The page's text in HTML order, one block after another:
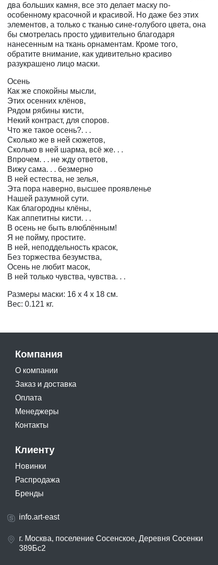
два больших камня, все это делает маску по-
особенному красочной и красивой. Но даже без этих
элементов, а только с тканью сине-голубого цвета, она
бы смотрелась просто удивительно благодаря
нанесенным на ткань орнаментам. Кроме того,
обратите внимание, как удивительно красиво
разукрашено лицо маски.
Осень
Как же спокойны мысли,
Этих осенних клёнов,
Рядом рябины кисти,
Некий контраст, для споров.
Что же такое осень?. . .
Сколько же в ней сюжетов,
Сколько в ней шарма, всё же. . .
Впрочем. . . не жду ответов,
Вижу сама. . . безмерно
В ней естества, не зелья,
Эта пора наверно, высшее проявленье
Нашей разумной сути.
Как благородны клёны,
Как аппетитны кисти. . .
В осень не быть влюблённым!
Я не пойму, простите.
В ней, неподдельность красок,
Без торжества безумства,
Осень не любит масок,
В ней только чувства, чувства. . .
Размеры маски: 16 х 4 х 18 см.
Вес: 0.121 кг.
Компания
О компании
Заказ и доставка
Оплата
Менеджеры
Контакты
Клиенту
Новинки
Распродажа
Бренды
info.art-east
г. Москва, поселение Сосенское, Деревня Сосенки
389Бс2